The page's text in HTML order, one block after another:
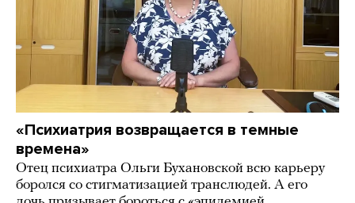
«Психиатрия возвращается в темные
времена»
Отец психиатра Ольги Бухановской всю карьеру
боролся со стигматизацией транслюдей. А его